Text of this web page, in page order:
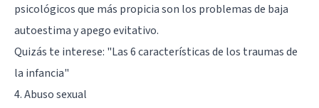
psicológicos que más propicia son los problemas de baja
autoestima y apego evitativo.
Quizás te interese: "Las 6 características de los traumas de
la infancia"
4. Abuso sexual